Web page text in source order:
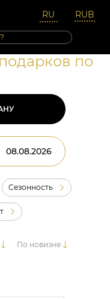
по
Сезонность
По новизне